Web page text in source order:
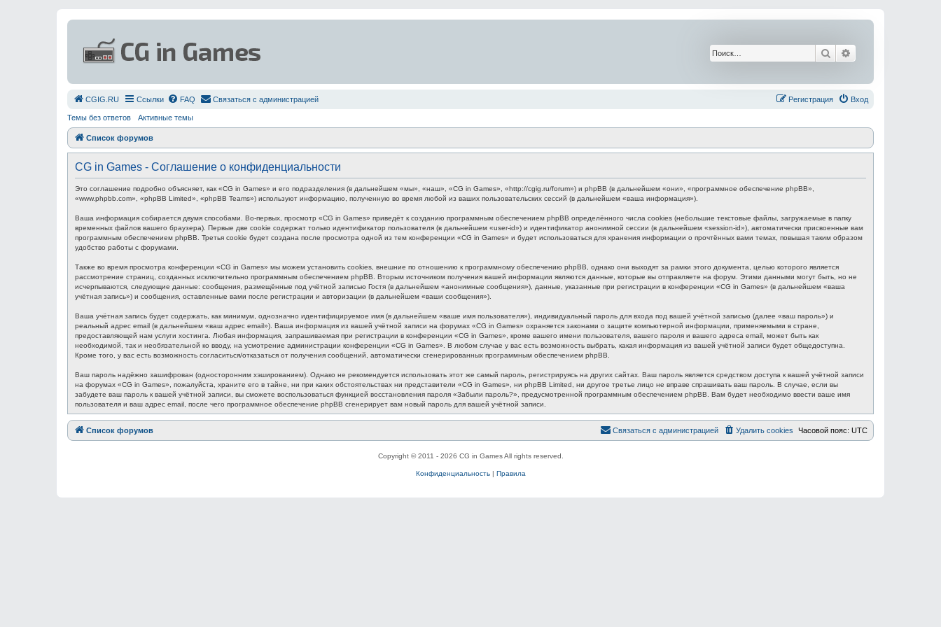
Поиск
СGIG.RU Ссылки FAQ Связаться с администрацией Вход
Регистрация
Темы без ответов Активные темы
Список форумов
CG in Games - Соглашение о конфиденциальности
Это соглашение подробно объясняет, как «CG in Games» и его подразделения (в дальнейшем «мы», «наш», «CG in Games», «http://cgig.ru/forum») и phpBB (в дальнейшем «они», «программное обеспечение phpBB»,
«www.phpbb.com», «phpBB Limited», «phpBB Teams») используют информацию, полученную во время любой из ваших пользовательских сессий (в дальнейшем «ваша информация»).
Ваша информация собирается двумя способами. Во-первых, просмотр «CG in Games» приведёт к созданию программным обеспечением phpBB определённого числа cookies (небольшие текстовые файлы, загружаемые в папку
временных файлов вашего браузера). Первые две cookie содержат только идентификатор пользователя (в дальнейшем «user-id») и идентификатор анонимной сессии (в дальнейшем «session-id»), автоматически присвоенные вам
программным обеспечением phpBB. Третья cookie будет создана после просмотра одной из тем конференции «CG in Games» и будет использоваться для хранения информации о прочтённых вами темах, повышая таким образом
удобство работы с форумами.
Также во время просмотра конференции «CG in Games» мы можем установить cookies, внешние по отношению к программному обеспечению phpBB, однако они выходят за рамки этого документа, целью которого является
рассмотрение страниц, созданных исключительно программным обеспечением phpBB. Вторым источником получения вашей информации являются данные, которые вы отправляете на форум. Этими данными могут быть, но не
исчерпываются, следующие данные: сообщения, размещённые под учётной записью Гостя (в дальнейшем «анонимные сообщения»), данные, указанные при регистрации в конференции «CG in Games» (в дальнейшем «ваша
учётная запись») и сообщения, оставленные вами после регистрации и авторизации (в дальнейшем «ваши сообщения»).
Ваша учётная запись будет содержать, как минимум, однозначно идентифицируемое имя (в дальнейшем «ваше имя пользователя»), индивидуальный пароль для входа под вашей учётной записью (далее «ваш пароль») и
реальный адрес email (в дальнейшем «ваш адрес email»). Ваша информация из вашей учётной записи на форумах «CG in Games» охраняется законами о защите компьютерной информации, применяемыми в стране,
предоставляющей нам услуги хостинга. Любая информация, запрашиваемая при регистрации в конференции «CG in Games», кроме вашего имени пользователя, вашего пароля и вашего адреса email, может быть как
необходимой, так и необязательной ко вводу, на усмотрение администрации конференции «CG in Games». В любом случае у вас есть возможность выбрать, какая информация из вашей учётной записи будет общедоступна.
Кроме того, у вас есть возможность согласиться/отказаться от получения сообщений, автоматически сгенерированных программным обеспечением phpBB.
Ваш пароль надёжно зашифрован (односторонним хэшированием). Однако не рекомендуется использовать этот же самый пароль, регистрируясь на других сайтах. Ваш пароль является средством доступа к вашей учётной записи
на форумах «CG in Games», пожалуйста, храните его в тайне, ни при каких обстоятельствах ни представители «CG in Games», ни phpBB Limited, ни другое третье лицо не вправе спрашивать ваш пароль. В случае, если вы
забудете ваш пароль к вашей учётной записи, вы сможете воспользоваться функцией восстановления пароля «Забыли пароль?», предусмотренной программным обеспечением phpBB. Вам будет необходимо ввести ваше имя
пользователя и ваш адрес email, после чего программное обеспечение phpBB сгенерирует вам новый пароль для вашей учётной записи.
Список форумов Часовой пояс: UTC
Удалить cookies
Связаться с администрацией
Copyright © 2011 - 2026 CG in Games All rights reserved.
Конфиденциальность| Правила